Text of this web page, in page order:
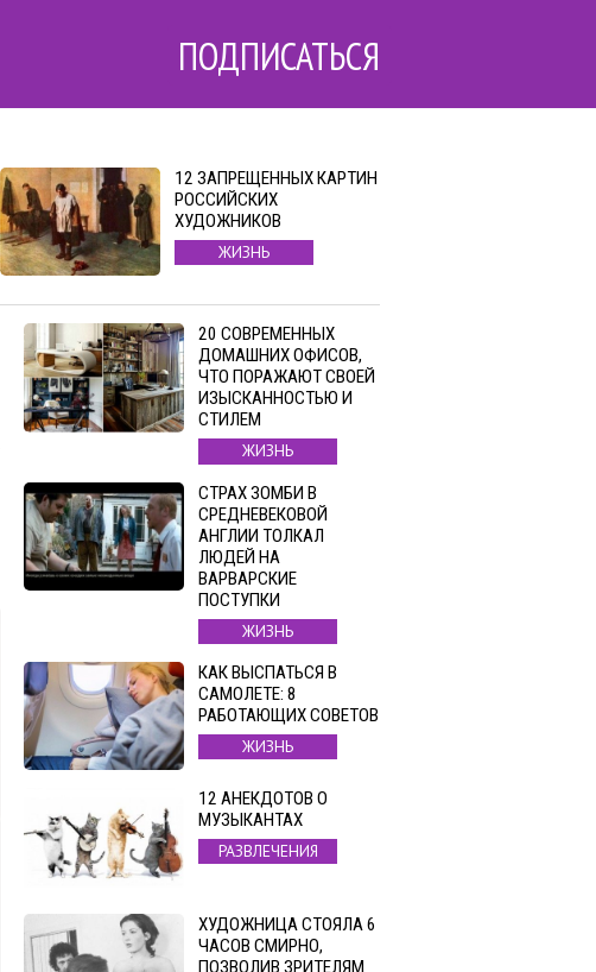
ПОДПИСАТЬСЯ
12 ЗАПРЕЩЕННЫХ КАРТИН
РОССИЙСКИХ
ХУДОЖНИКОВ
ЖИЗНЬ
20 СОВРЕМЕННЫХ
ДОМАШНИХ ОФИСОВ,
ЧТО ПОРАЖАЮТ СВОЕЙ
ИЗЫСКАННОСТЬЮ И
СТИЛЕМ
ЖИЗНЬ
СТРАХ ЗОМБИ В
СРЕДНЕВЕКОВОЙ
АНГЛИИ ТОЛКАЛ
ЛЮДЕЙ НА
ВАРВАРСКИЕ
ПОСТУПКИ
ЖИЗНЬ
КАК ВЫСПАТЬСЯ В
САМОЛЕТЕ: 8
РАБОТАЮЩИХ СОВЕТОВ
ЖИЗНЬ
12 АНЕКДОТОВ О
МУЗЫКАНТАХ
РАЗВЛЕЧЕНИЯ
ХУДОЖНИЦА СТОЯЛА 6
ЧАСОВ СМИРНО,
ПОЗВОЛИВ ЗРИТЕЛЯМ